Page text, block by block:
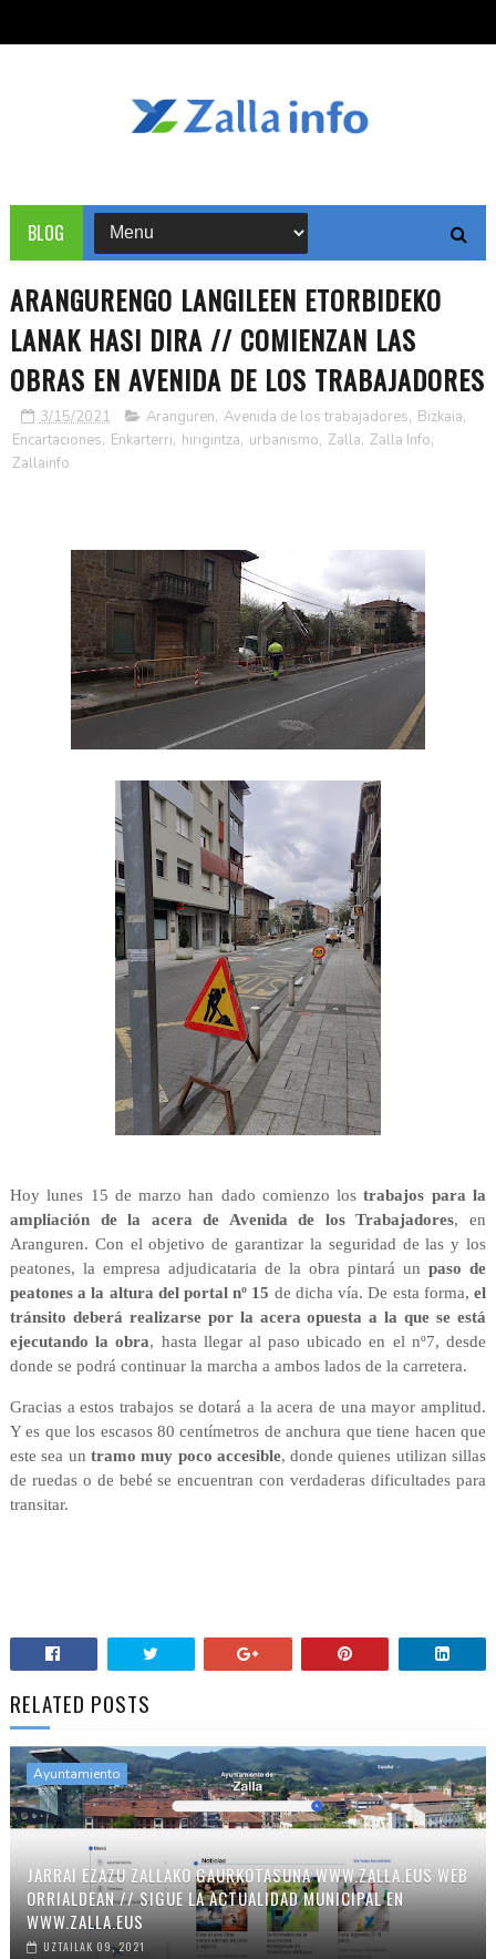
BLOG
ARANGURENGO LANGILEEN ETORBIDEKO
LANAK HASI DIRA // COMIENZAN LAS
OBRAS EN AVENIDA DE LOS TRABAJADORES
3/15/2021 Aranguren, Avenida de los trabajadores, Bizkaia,
Encartaciones, Enkarterri, hirigintza, urbanismo, Zalla, Zalla Info,
Zallainfo
Hoy lunes 15 de marzo han dado comienzo lostrabajos para la
ampliación de la acera de Avenida de los Trabajadores, en
Aranguren. Con el objetivo de garantizar la seguridad de las y los
peatones, la empresa adjudicataria de la obra pintará unpaso de
peatones a la altura del portal nº 15 de dicha vía. De esta forma,el
tránsito deberá realizarse por la acera opuesta a la que se está
ejecutando la obra, hasta llegar al paso ubicado en el nº7, desde
donde se podrá continuar la marcha a ambos lados de la carretera.
Gracias a estos trabajos se dotará a la acera de una mayor amplitud.
Y es que los escasos 80 centímetros de anchura que tiene hacen que
este sea un tramo muy poco accesible, donde quienes utilizan sillas
de ruedas o de bebé se encuentran con verdaderas dificultades para
transitar.
RELATED POSTS
Ayuntamiento
JARRAI EZAZU ZALLAKO GAURKOTASUNA WWW.ZALLA.EUS WEB
ORRIALDEAN // SIGUE LA ACTUALIDAD MUNICIPAL EN
WWW.ZALLA.EUS
UZTAILAK 09, 2021